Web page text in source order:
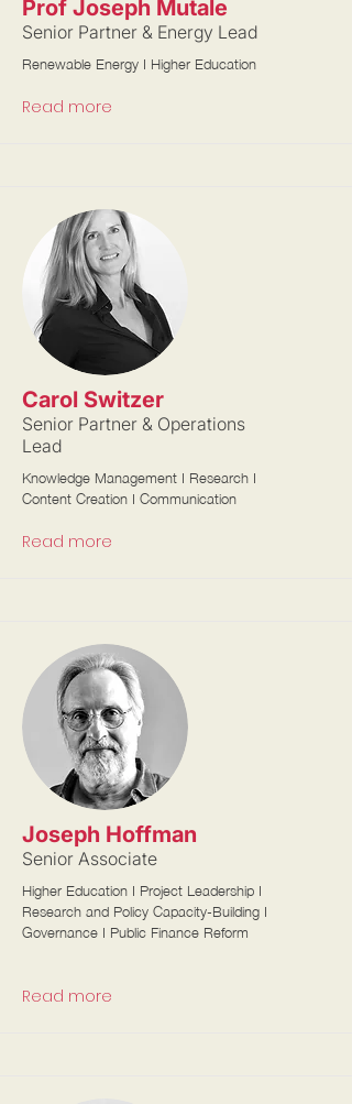
Prof Joseph Mutale
Senior Partner & Energy Lead
Renewable Energy I Higher Education
Read more
Carol Switzer
Senior Partner & Operations
Lead
Knowledge Management I Research I
Content Creation I Communication
Read more
Joseph Hoffman
Senior Associate
Higher Education I Project Leadership I
Research and Policy Capacity-Building I
Governance I Public Finance Reform
Read more